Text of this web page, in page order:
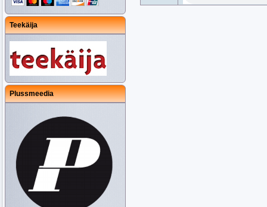
Teekäija
Plussmeedia